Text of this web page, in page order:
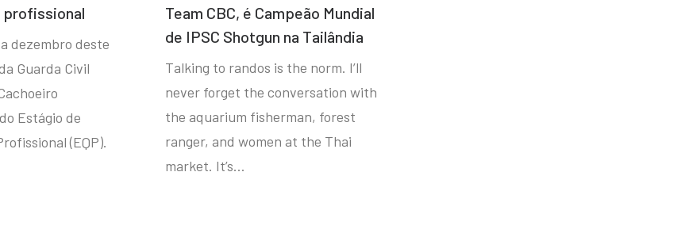
profissional
dezembro deste
Guarda Civil
Estágio de
(EQP).
Team CBC, é Campeão Mundial
de IPSC Shotgun na Tailândia
Talking to randos is the norm. I’ll
never forget the conversation with
the aquarium fisherman, forest
ranger, and women at the Thai
market. It’s…